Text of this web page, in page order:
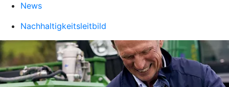
News
Nachhaltigkeitsleitbild